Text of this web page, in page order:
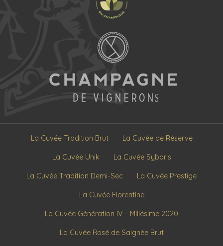
La Cuvée Tradition Brut La Cuvée de Réserve
La Cuvée Unik La Cuvée Sybaris
La Cuvée Tradition Demi-Sec La Cuvée Prestige
La Cuvée Florentine
La Cuvée Génération IV - Millésime 2020
La Cuvée Rosé de Saignée Brut